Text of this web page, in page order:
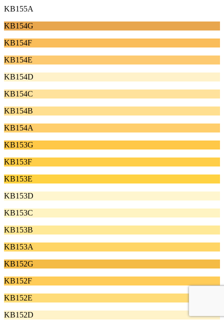
KB155A
KB154G
KB154F
KB154E
KB154D
KB154C
KB154B
KB154A
KB153G
KB153F
KB153E
KB153D
KB153C
KB153B
KB153A
KB152G
KB152F
KB152E
KB152D